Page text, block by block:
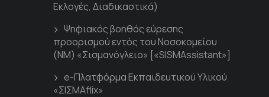
Εκλογές, Διαδικαστικά)
Ψηφιακός βοηθός εύρεσης
προορισμού εντός του Νοσοκομείου
(ΝΜ) «Σισμανόγλειο» [«SISMAssistant»]
e-Πλατφόρμα Εκπαιδευτικού Υλικού
«ΣΙΣΜΑflix»